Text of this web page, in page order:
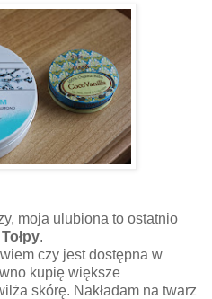
moja ulubiona to ostatnio
.
czy jest dostępna w
kupię większe
skórę. Nakładam na twarz